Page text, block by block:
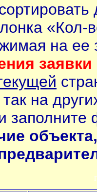
«Кол-
на ее
заявки
на
заполните